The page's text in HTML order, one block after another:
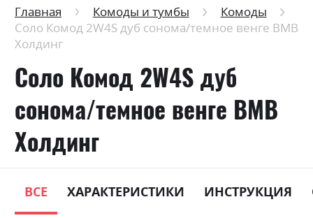
Главная Комоды и тумбы
Комоды
Соло Комод 2W4S дуб сонома/темное венге ВМВ
Холдинг
Соло Комод 2W4S дуб
сонома/темное венге ВМВ
Холдинг
ВСЕ ХАРАКТЕРИСТИКИ ИНСТРУКЦИЯ